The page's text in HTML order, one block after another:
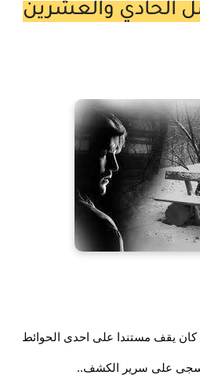
الحادي والعشرين
يقف مستندا على احدى الحوائط
على سرير الكشف..